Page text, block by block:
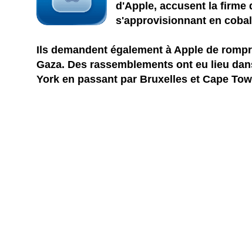
d'Apple, accusent la firme
s'approvisionnant en
Ils demandent également à Apple de
Gaza. Des rassemblements ont eu lieu
York en passant par Bruxelles et Cape